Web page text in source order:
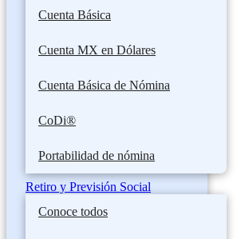
Cuenta Básica
Cuenta MX en Dólares
Cuenta Básica de Nómina
CoDi®
Portabilidad de nómina
Retiro y Previsión Social
Conoce todos